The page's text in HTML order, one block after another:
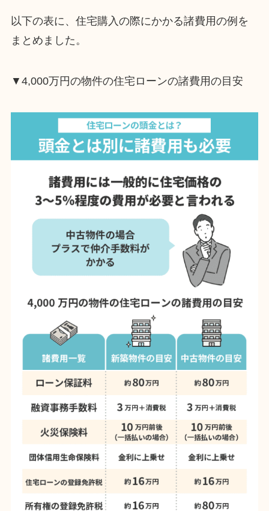
以下の表に、住宅購入の際にかかる諸費用の例を
まとめました。
▼4,000万円の物件の住宅ローンの諸費用の目安